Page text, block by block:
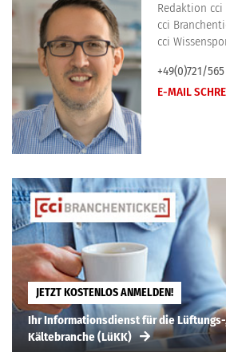
Redaktion cci
cci
cci
+49(0)721/
E-MAIL
JETZT KOSTENLOS ANMELDEN!
Ihr Informationsdienst für die Lüftungs-
Kältebranche (LüKK)